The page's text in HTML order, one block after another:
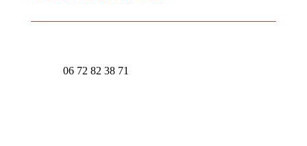
06 72 82 38 71
Politique de Confidentialité
Plan du Site